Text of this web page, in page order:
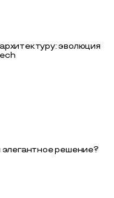
эволюция
элегантное решение?